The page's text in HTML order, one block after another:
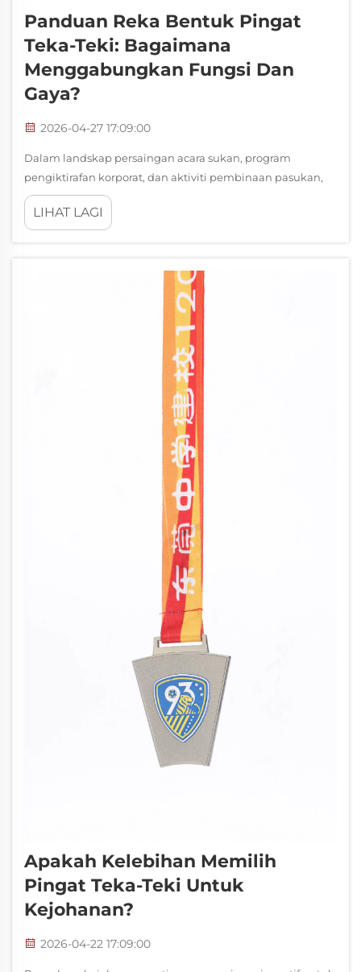
Panduan Reka Bentuk Pingat
Teka-Teki: Bagaimana
Menggabungkan Fungsi Dan
Gaya?
2026-04-27 17:09:00
Dalam landskap persaingan acara sukan, program
pengiktirafan korporat, dan aktiviti pembinaan pasukan,
pingat teka-teki telah muncul sebagai format anugerah
yang unik dan menarik yang mengubah pengiktirafan
LIHAT LAGI
Apakah Kelebihan Memilih
Pingat Teka-Teki Untuk
Kejohanan?
2026-04-22 17:09:00